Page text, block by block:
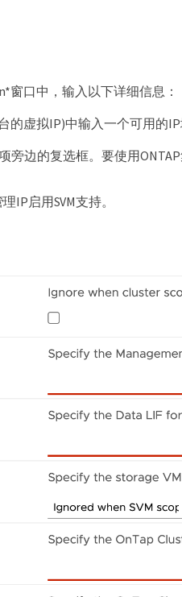
口中，输入以下详细信息：
虚拟IP)中输入一个可用的IP
旁边的复选框。要使用
IP启用SVM支持。